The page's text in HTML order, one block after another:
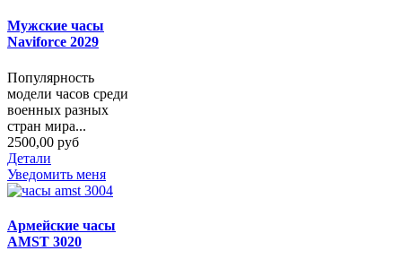
Мужские часы
Naviforce 2029
Популярность
модели часов среди
военных разных
стран мира...
2500,00 руб
Детали
Уведомить меня
Армейские часы
AMST 3020